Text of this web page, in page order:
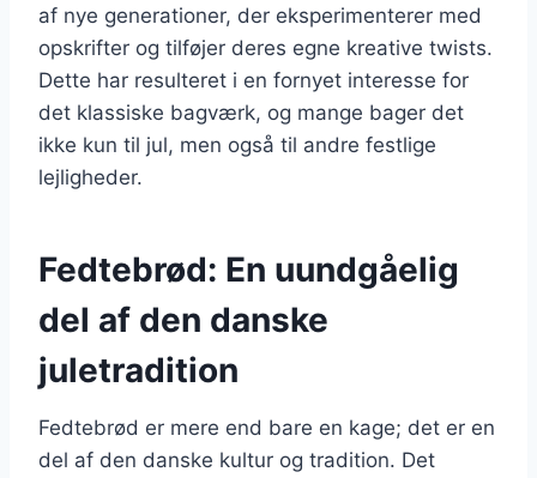
af nye generationer, der eksperimenterer med
opskrifter og tilføjer deres egne kreative twists.
Dette har resulteret i en fornyet interesse for
det klassiske bagværk, og mange bager det
ikke kun til jul, men også til andre festlige
lejligheder.
Fedtebrød: En uundgåelig
del af den danske
juletradition
Fedtebrød er mere end bare en kage; det er en
del af den danske kultur og tradition. Det